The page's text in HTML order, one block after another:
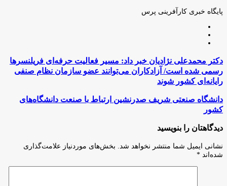
ایمیل
پایگاه خبری کارآفرینی پرس
دکتر
محمدعلی
نژادیان
خبر
داد:
مسیر
فعالیت
فریلنسرها
شده
است/
دکتر محمدعلی نژادیان خبر داد: مسیر فعالیت حرفه‌ای فریلنسرها
رسمی شده است/ آزادکاران می‌توانند عضو سازمان نظام صنفی
رایانه‌ای کشور شوند
دانشگاه
صنعتی
شریف
صدرنشین
ارتباط
صنعت
دانشگاه‌های
دانشگاه صنعتی شریف صدرنشین ارتباط با صنعت دانشگاه‌های
کشور
دیدگاهتان را بنویسید
نشانی ایمیل شما منتشر نخواهد شد.
بخش‌های موردنیاز علامت‌گذاری
شده‌اند *